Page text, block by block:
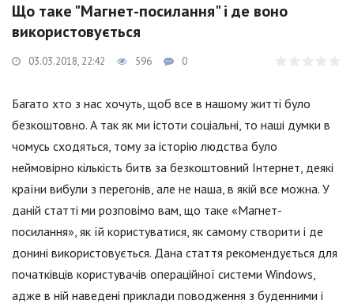
Що таке "Магнет-посилання" і де воно
використовується
03.03.2018, 22:42 596 0
Багато хто з нас хочуть, щоб все в нашому житті було
безкоштовно. А так як ми істоти соціальні, то наші думки в
чомусь сходяться, тому за історію людства було
неймовірно кількість битв за безкоштовний Інтернет, деякі
країни вибули з перегонів, але не наша, в якій все можна. У
даній статті ми розповімо вам, що таке «Магнет-
посилання», як їй користуватися, як самому створити і де
донині використовується. Дана стаття рекомендується для
початківців користувачів операційної системи Windows,
адже в ній наведені приклади поводження з буденними і